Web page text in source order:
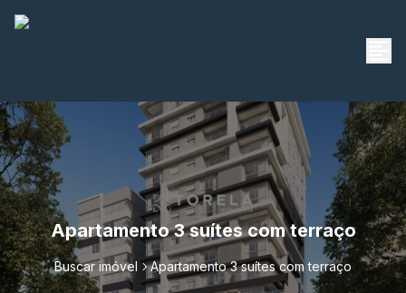
Apartamento 3 suítes com terraço
Buscar imóvel Apartamento 3 suítes com terraço